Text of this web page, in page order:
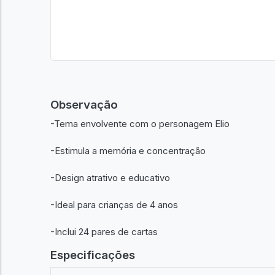
Observação
-Tema envolvente com o personagem Elio
-Estimula a memória e concentração
-Design atrativo e educativo
-Ideal para crianças de 4 anos
-Inclui 24 pares de cartas
Especificações